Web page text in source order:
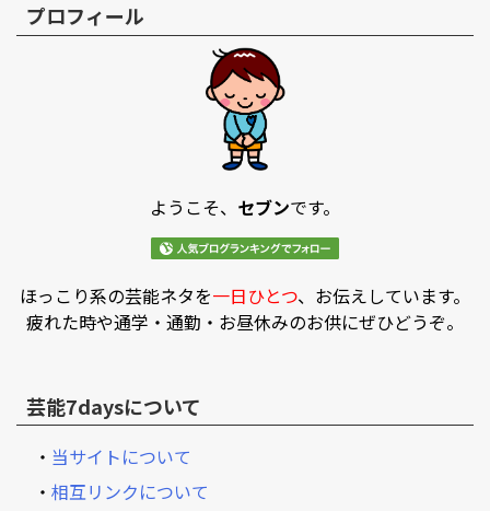
プロフィール
ようこそ、 セブンです。
ほっこり系の芸能ネタを一日ひとつ、お伝えしています。
疲れた時や通学・通勤・お昼休みのお供にぜひどうぞ。
芸能7daysについて
・ 当サイトについて
・ 相互リンクについて